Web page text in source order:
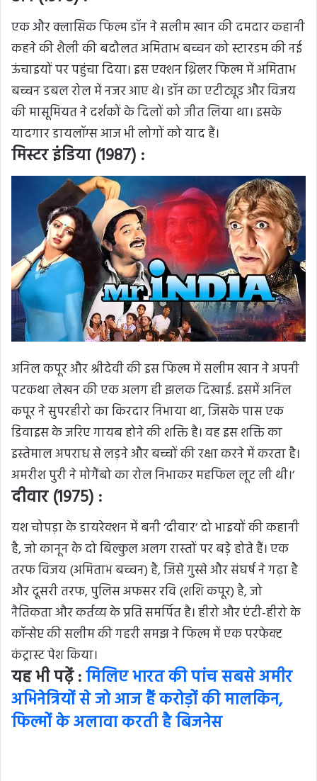
एक और क्लासिक फिल्म डॉन ने सलीम खान की दमदार कहानी
कहने की शैली की बदौलत अमिताभ बच्चन को स्टारडम की नई
ऊंचाइयों पर पहुंचा दिया। इस एक्शन थ्रिलर फिल्म में अमिताभ
बच्चन डबल रोल में नजर आए थे। डॉन का एटीट्यूड और विजय
की मासूमियत ने दर्शकों के दिलों को जीत लिया था। इसके
यादगार डायलॉग्स आज भी लोगों को याद हैं।
मिस्टर इंडिया (1987) :
अनिल कपूर और श्रीदेवी की इस फिल्म में सलीम खान ने अपनी
पटकथा लेखन की एक अलग ही झलक दिखाई. इसमें अनिल
कपूर ने सुपरहीरो का किरदार निभाया था, जिसके पास एक
डिवाइस के जरिए गायब होने की शक्ति है। वह इस शक्ति का
इस्तेमाल अपराध से लड़ने और बच्चों की रक्षा करने में करता है।
अमरीश पुरी ने मोगैंबो का रोल निभाकर महफिल लूट ली थी।’
दीवार (1975) :
यश चोपड़ा के डायरेक्शन में बनी ‘दीवार’ दो भाइयों की कहानी
है, जो कानून के दो बिल्कुल अलग रास्तों पर बड़े होते हैं। एक
तरफ विजय (अमिताभ बच्चन) है, जिसे गुस्से और संघर्ष ने गढ़ा है
और दूसरी तरफ, पुलिस अफसर रवि (शशि कपूर) है, जो
नैतिकता और कर्तव्य के प्रति समर्पित है। हीरो और एंटी-हीरो के
कॉन्सेप्ट की सलीम की गहरी समझ ने फिल्म में एक परफेक्ट
कंट्रास्ट पेश किया।
यह भी पढ़ें :मिलिए भारत की पांच सबसे अमीर
अभिनेत्रियों से जो आज हैं करोड़ों की मालकिन,
फिल्मों के अलावा करती है बिजनेस